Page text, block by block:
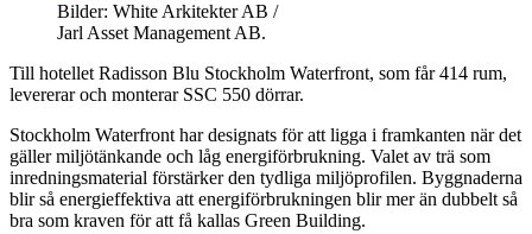
Bilder: White Arkitekter AB /
Jarl Asset Management AB.
Till hotellet Radisson Blu Stockholm Waterfront, som får 414 rum,
levererar och monterar SSC 550 dörrar.
Stockholm Waterfront har designats för att ligga i framkanten när det
gäller miljötänkande och låg energiförbrukning. Valet av trä som
inredningsmaterial förstärker den tydliga miljöprofilen. Byggnaderna
blir så energieffektiva att energiförbrukningen blir mer än dubbelt så
bra som kraven för att få kallas Green Building.